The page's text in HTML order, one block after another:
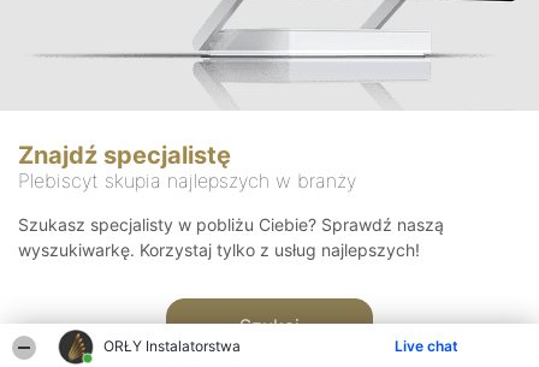
ORŁY Instalatorstwa Live chat
Znajdź specjalistę
Plebiscyt skupia najlepszych w branży
Szukasz specjalisty w pobliżu Ciebie? Sprawdź naszą
wyszukiwarkę. Korzystaj tylko z usług najlepszych!
Szukaj